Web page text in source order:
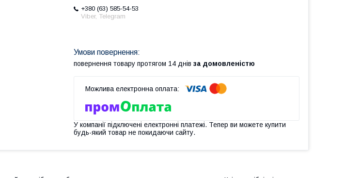
+380 (63) 585-54-53
Viber, Telegram
повернення товару протягом 14 днів за домовленістю
У компанії підключені електронні платежі. Тепер ви можете купити
будь-який товар не покидаючи сайту.